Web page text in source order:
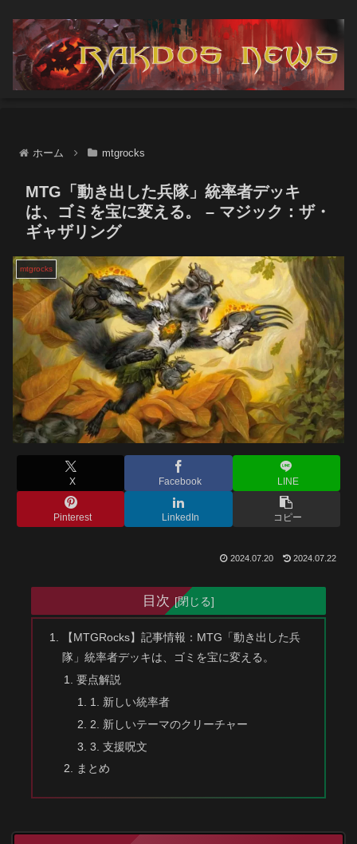
ホーム mtgrocks
MTG「動き出した兵隊」統率者デッキ
は、ゴミを宝に変える。 – マジック：ザ・
ギャザリング
mtgrocks
X Facebook LINE
Pinterest LinkedIn コピー
2024.07.20 2024.07.22
目次
【MTGRocks】記事情報：MTG「動き出した兵
隊」統率者デッキは、ゴミを宝に変える。
要点解説
1. 新しい統率者
2. 新しいテーマのクリーチャー
3. 支援呪文
まとめ